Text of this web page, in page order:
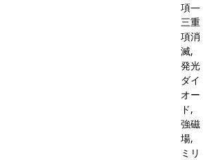
項―
三重
項消
滅,
発光
ダイ
オー
ド,
強磁
場,
ミリ